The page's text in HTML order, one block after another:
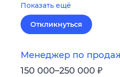
Показать ещё
Откликнуться
Менеджер по
150 000–250 000 ₽